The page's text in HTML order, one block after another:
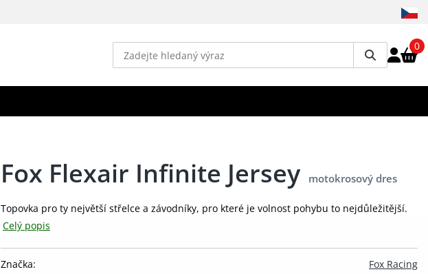
0
Fox Flexair Infinite Jersey motokrosový dres
Topovka pro ty největší střelce a závodníky, pro které je volnost pohybu to nejdůležitější.
Celý popis
Fox Racing
Značka: